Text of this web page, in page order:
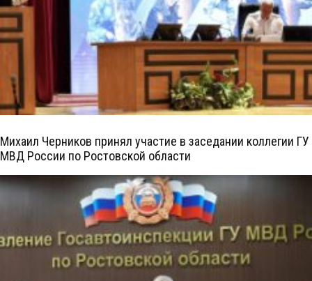
Михаил Черников принял участие в заседании коллегии ГУ
МВД России по Ростовской области